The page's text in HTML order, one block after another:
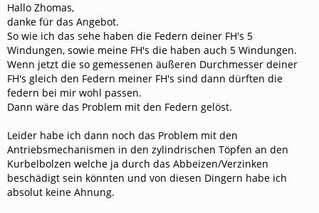
Hallo Zhomas,
danke für das Angebot.
So wie ich das sehe haben die Federn deiner FH's 5
Windungen, sowie meine FH's die haben auch 5 Windungen.
Wenn jetzt die so gemessenen äußeren Durchmesser deiner
FH's gleich den Federn meiner FH's sind dann dürften die
federn bei mir wohl passen.
Dann wäre das Problem mit den Federn gelöst.
Leider habe ich dann noch das Problem mit den
Antriebsmechanismen in den zylindrischen Töpfen an den
Kurbelbolzen welche ja durch das Abbeizen/Verzinken
beschädigt sein könnten und von diesen Dingern habe ich
absolut keine Ahnung.